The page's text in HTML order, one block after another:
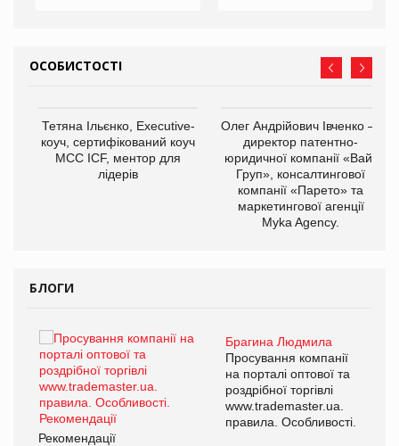
ОСОБИСТОСТІ
Тетяна Ільєнко, Executive-
коуч, сертифікований коуч
МСС ICF, ментор для
лідерів
Олег Андрійович Івченко —
директор патентно-
юридичної компанії «Вайз
Груп», консалтингової
компанії «Парето» та
маркетингової агенції
Myka Agency.
БЛОГИ
Брагина Людмила
Просування компанії
на порталі оптової та
роздрібної торгівлі
www.trademaster.ua.
правила. Особливості.
Рекомендації